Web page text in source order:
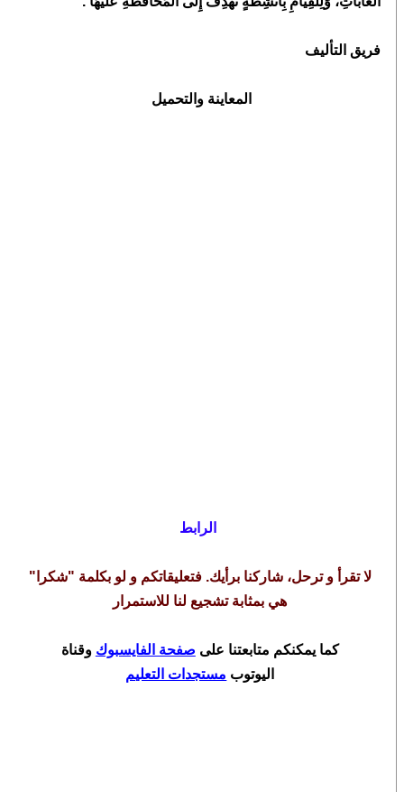
فريق التأليف
المعاينة والتحميل
الرابط
لا تقرأ و ترحل، شاركنا برأيك. فتعليقاتكم و لو بكلمة "شكرا"
هي بمثابة تشجيع لنا للاستمرار
كما يمكنكم متابعتنا على صفحة الفايسبوك وقناة
اليوتوب مستجدات التعليم